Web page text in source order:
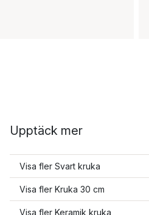
Upptäck mer
Visa fler Svart kruka
Visa fler Kruka 30 cm
Visa fler Keramik kruka